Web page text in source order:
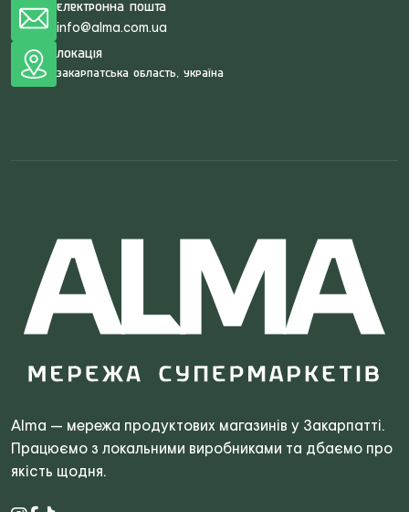
Електронна пошта
info@alma.com.ua
Локація
Закарпатська область, Україна
Alma — мережа продуктових магазинів у Закарпатті.
Працюємо з локальними виробниками та дбаємо про
якість щодня.